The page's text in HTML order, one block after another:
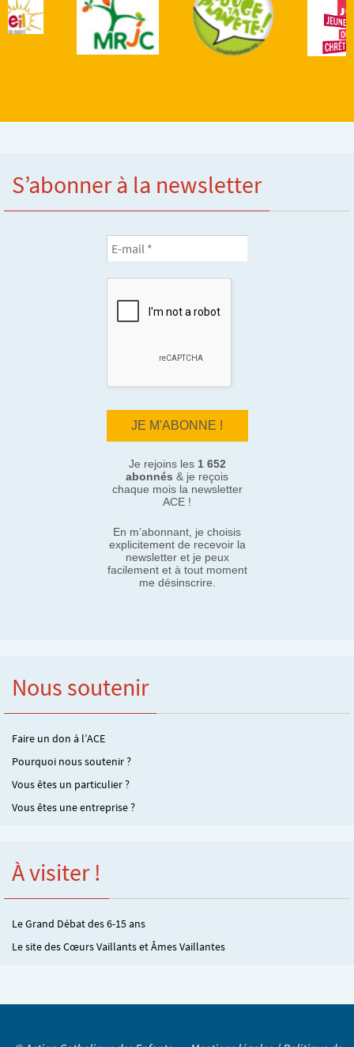
S’abonner à la newsletter
Je rejoins les 1 652
abonnés & je reçois
chaque mois la newsletter
ACE !
En m’abonnant, je choisis
explicitement de recevoir la
newsletter et je peux
facilement et à tout moment
me désinscrire.
Nous soutenir
Faire un don à l’ACE
Pourquoi nous soutenir ?
Vous êtes un particulier ?
Vous êtes une entreprise ?
À visiter !
Le Grand Débat des 6-15 ans
Le site des Cœurs Vaillants et Âmes Vaillantes